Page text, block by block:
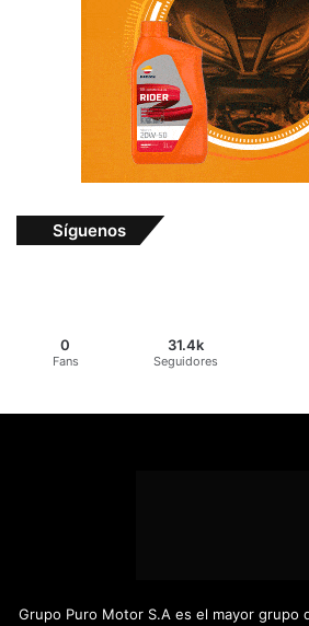
Síguenos
0
Fans
31.4k
Seguidores
Grupo Puro Motor S.A es el mayor grupo